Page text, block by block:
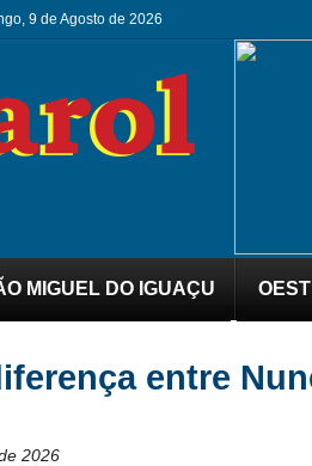
9 de Agosto de 2026
MIGUEL DO IGUAÇU
entre
2026